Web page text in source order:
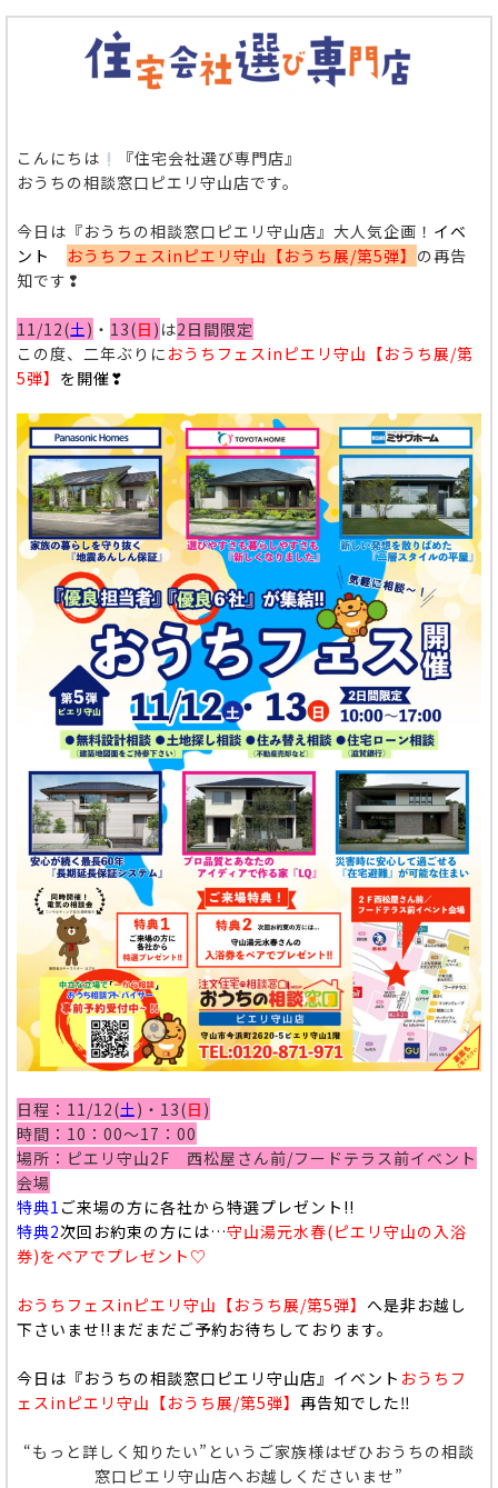
こんにちは
『住宅会社選び専門店』
おうちの相談窓口ピエリ守山店です。
今日は 『おうちの相談窓口ピエリ守山店』大人気企画！ イベ
ント
おうちフェスinピエリ守山【おうち展/第5弾】 の再告
知です❢
11/12(土) ・ 13(日 ) は2日間限定
この度、二年ぶりに おうちフェスinピエリ守山【おうち展/第
5弾】 を開催❣
日程：11/12(土 )・13(日 )
時間：10：00～17：00
場所：ピエリ守山2F 西松屋さん前/フードテラス前イベント
会場
特典1 ご来場の方に各社から特選プレゼント!!
特典2次回お約束の方には…守山湯元水春(ピエリ守山の入浴
券)をペアでプレゼント♡
おうちフェスinピエリ守山【おうち展/第5弾】 へ是非お越し
下さいませ!!まだまだご予約お待ちしております。
今日は 『おうちの相談窓口ピエリ守山店』 イベント おうちフ
ェスinピエリ守山【おうち展/第5弾】 再告知でした‼
“もっと詳しく知りたい”というご家族様はぜひおうちの相談
窓口ピエリ守山店へお越しくださいませ”